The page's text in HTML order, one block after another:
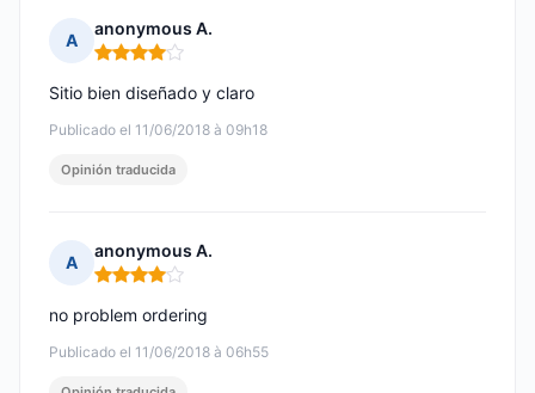
A
anonymous A.
Nota: 4 de 5
Publicado el 11/06/2018 à 09h18
Sitio bien diseñado y claro
Opinión traducida
A
anonymous A.
Nota: 4 de 5
Publicado el 11/06/2018 à 06h55
no problem ordering